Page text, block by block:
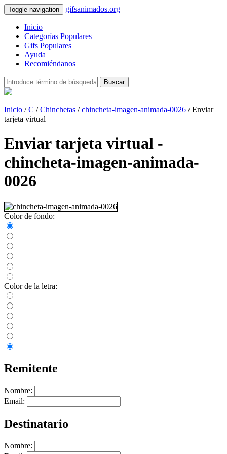
Toggle navigation gifsanimados.org
Inicio
Categorías Populares
Gifs Populares
Ayuda
Recomiéndanos
Buscar
Inicio /C /Chinchetas /chincheta-imagen-animada-0026 / Enviar
tarjeta virtual
Enviar tarjeta virtual -
chincheta-imagen-animada-
0026
Color de fondo:
Color de la letra:
Remitente
Nombre:
Email:
Destinatario
Nombre: